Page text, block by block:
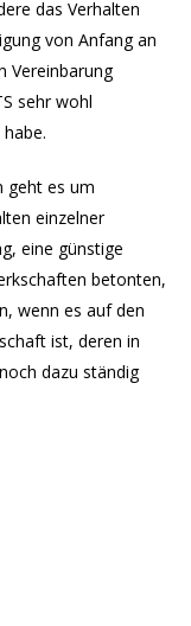
das Verhalten
von Anfang an
Vereinbarung
sehr wohl
geht es um
einzelner
eine günstige
betonten,
wenn es auf den
ist, deren in
dazu ständig